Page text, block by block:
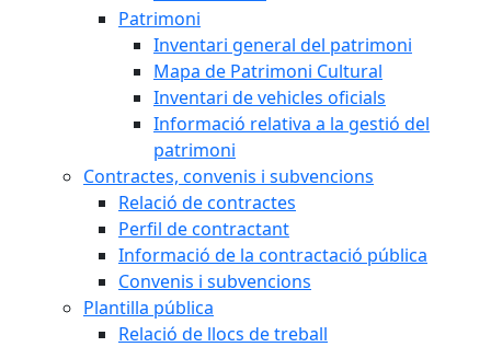
Patrimoni
Inventari general del patrimoni
Mapa de Patrimoni Cultural
Inventari de vehicles oficials
Informació relativa a la gestió del
patrimoni
Contractes, convenis i subvencions
Relació de contractes
Perfil de contractant
Informació de la contractació pública
Convenis i subvencions
Plantilla pública
Relació de llocs de treball